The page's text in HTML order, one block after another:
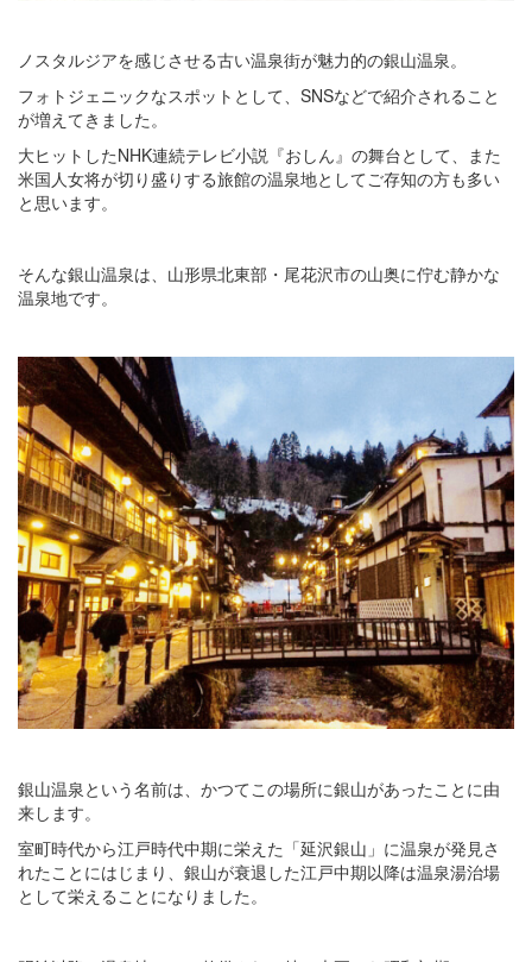
ノスタルジアを感じさせる古い温泉街が魅力的の銀山温泉。
フォトジェニックなスポットとして、SNSなどで紹介されること
が増えてきました。
大ヒットしたNHK連続テレビ小説『おしん』の舞台として、また
米国人女将が切り盛りする旅館の温泉地としてご存知の方も多い
と思います。
そんな銀山温泉は、山形県北東部・尾花沢市の山奥に佇む静かな
温泉地です。
銀山温泉という名前は、かつてこの場所に銀山があったことに由
来します。
室町時代から江戸時代中期に栄えた「延沢銀山」に温泉が発見さ
れたことにはじまり、銀山が衰退した江戸中期以降は温泉湯治場
として栄えることになりました。